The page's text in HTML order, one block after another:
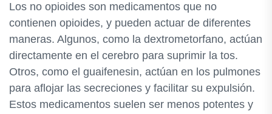
Los no opioides son medicamentos que no
contienen opioides, y pueden actuar de diferentes
maneras. Algunos, como la dextrometorfano, actúan
directamente en el cerebro para suprimir la tos.
Otros, como el guaifenesin, actúan en los pulmones
para aflojar las secreciones y facilitar su expulsión.
Estos medicamentos suelen ser menos potentes y